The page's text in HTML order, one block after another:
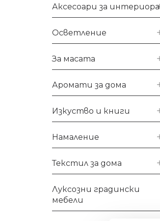
Аксесоари за интериора
Осветление
За масата
Аромати за дома
Изкуство и книги
Намаление
Текстил за дома
Луксозни градински
мебели